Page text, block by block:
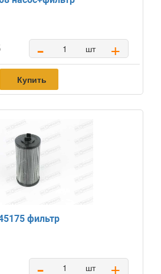
- шт +
Купить
фильтр
- шт +